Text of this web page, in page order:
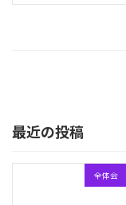
の
ペ
最近の投稿
全体会